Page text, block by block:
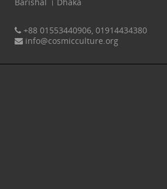
+88 01553440906, 01914434380
info@cosmicculture.org